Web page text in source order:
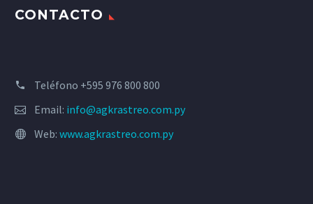
CONTACTO
Teléfono +595 976 800 800
Email: info@agkrastreo.com.py
Web: www.agkrastreo.com.py